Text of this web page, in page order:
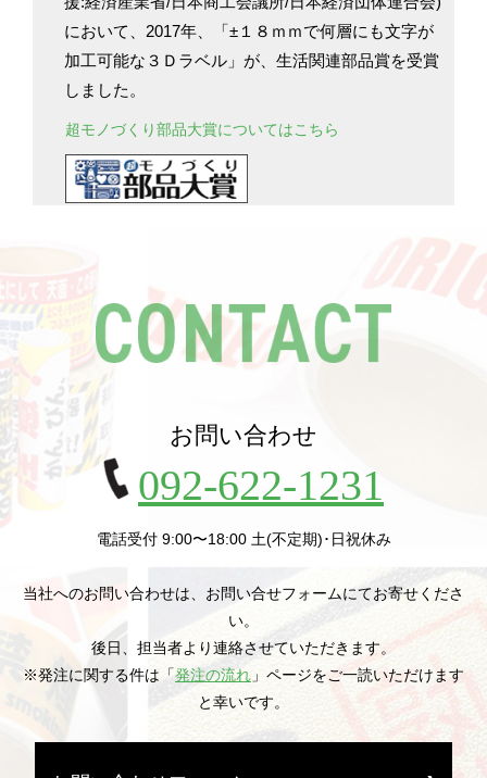
において、2017年、「±１８ｍｍで何層にも文字が
加工可能な３Ｄラベル」が、生活関連部品賞を受賞
しました。
超モノづくり部品大賞についてはこちら
お問い合わせ
092-622-1231
電話受付 9:00〜18:00 土(不定期)･日祝休み
当社へのお問い合わせは、お問い合せフォームにてお寄せくださ
い。
後日、担当者より連絡させていただきます。
※発注に関する件は「発注の流れ 」ページをご一読いただけます
と幸いです。